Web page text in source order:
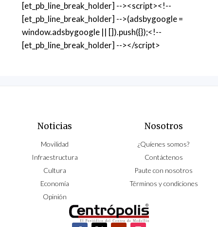
[et_pb_line_break_holder] --><script><!--
[et_pb_line_break_holder] -->(adsbygoogle =
window.adsbygoogle || []).push({});<!--
[et_pb_line_break_holder] --></script>
Noticias
Movilidad
Infraestructura
Cultura
Economía
Opinión
Nosotros
¿Quíenes somos?
Contáctenos
Paute con nosotros
Términos y condiciones